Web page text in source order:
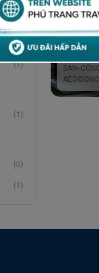
(0)
(1)
(2)
(1)
(1)
(0)
(1)
SEOUL
SEONG
THƯ
CỔ
SEOUL –
DONG -
NAMSAN
SAN-
AEGIBONG